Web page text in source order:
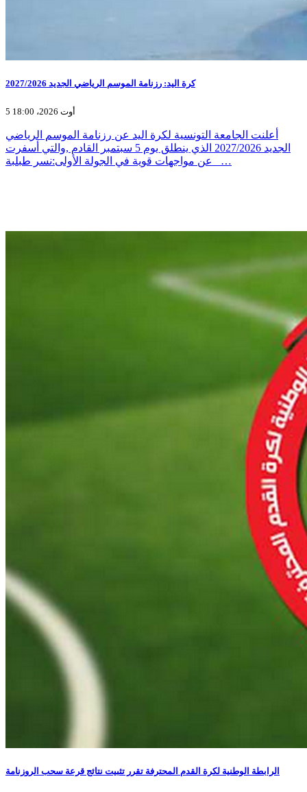
كرة اليد: رزنامة الموسم الرياضي الجديد 2027/2026
5 أوت 2026، 18:00
أعلنت الجامعة التونسية لكرة اليد عن رزنامة الموسم الرياضي
الجديد 2027/2026 الذي ينطلق يوم 5 سبتمبر القادم ,والتي أسفرت
عن مواجهات قوية في الجولة الأولى:نسر طبلبة _…
الرابطة الوطنية لكرة القدم المحترفة تقرر تثبيت نتائج قرعة سحب الروزنامة